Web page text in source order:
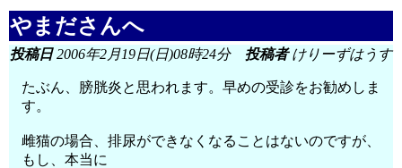
やまださんへ
投稿日2006年2月19日(日)08時24分 投稿者けりーずはうす
たぶん、膀胱炎と思われます。早めの受診をお勧めしま
す。
雌猫の場合、排尿ができなくなることはないのですが、
もし、本当に